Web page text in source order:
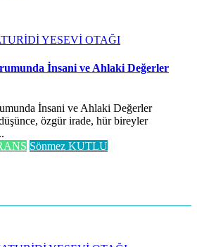
YESEVİ OTAĞI
İnsani ve Ahlaki Değerler
İnsani ve Ahlaki Değerler
özgür irade, hür bireyler
Sönmez KUTLU